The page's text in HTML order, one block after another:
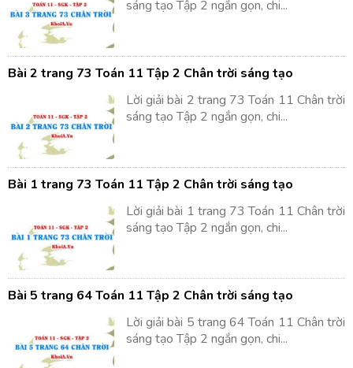
sáng tạo Tập 2 ngắn gọn, chi...
Bài 2 trang 73 Toán 11 Tập 2 Chân trời sáng tạo
Lời giải bài 2 trang 73 Toán 11 Chân trời
sáng tạo Tập 2 ngắn gọn, chi...
Bài 1 trang 73 Toán 11 Tập 2 Chân trời sáng tạo
Lời giải bài 1 trang 73 Toán 11 Chân trời
sáng tạo Tập 2 ngắn gọn, chi...
Bài 5 trang 64 Toán 11 Tập 2 Chân trời sáng tạo
Lời giải bài 5 trang 64 Toán 11 Chân trời
sáng tạo Tập 2 ngắn gọn, chi...